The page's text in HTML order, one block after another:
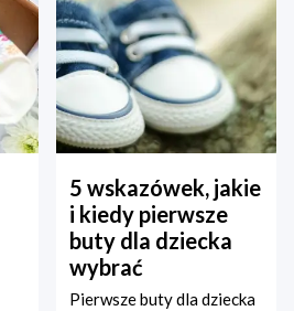
5 wskazówek, jakie
i kiedy pierwsze
buty dla dziecka
wybrać
Pierwsze buty dla dziecka